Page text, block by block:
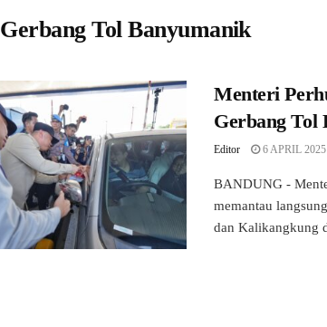
Gerbang Tol Banyumanik
Menteri
Gerbang Tol
Editor 6 APRIL 2025
BANDUNG -
memantau
dan Kalikangkung